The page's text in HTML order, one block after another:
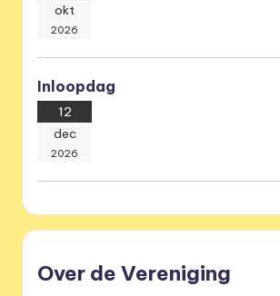
okt
2026
Inloopdag
12
dec
2026
Over de Vereniging